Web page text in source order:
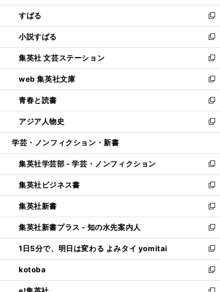
開
く
ウ
で
開
く
ン
ド
ウ
で
開
く
すばる
新
し
い
ウ
ィ
ン
ド
ウ
で
開
く
小説すばる
新
し
い
ウ
ィ
ン
ド
ウ
で
開
集英社 文芸ステーション
新
し
い
ウ
ィ
ン
ド
ウ
開
く
web 集英社文庫
新
し
い
ウ
ィ
ン
ウ
で
開
く
青春と読書
新
し
い
ウ
ン
ド
ウ
で
開
く
アジア人物史
新
し
ウ
ィ
ン
ド
ウ
で
開
く
学芸・ノンフィクション・新書
集英社学芸部 - 学芸・ノンフィクション
新
し
い
ウ
ィ
ン
ド
ウ
で
開
く
集英社ビジネス書
新
し
い
ウ
ィ
ン
ド
ウ
で
開
集英社新書
新
し
い
ウ
ィ
ン
ド
ウ
集英社新書プラス - 知の水先案内人
新
し
い
ウ
ィ
ン
1日5分で、明日は変わる よみタイ yomitai
新
し
い
ウ
kotoba
新
し